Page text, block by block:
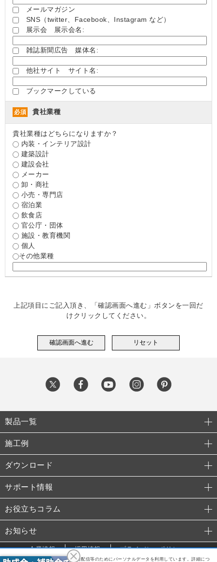
メールマガジン
SNS（twitter、Facebook、Instagram など）
展示会 展示会名:
雑誌新聞広告 媒体名:
他社サイト サイト名:
ブックマークしている
必須 貴社業種
貴社業種はどちらになりますか？
内装・インテリア設計
建築設計
建設会社
メーカー
卸・商社
小売・専門店
宿泊業
飲食店
官公庁・団体
施設・教育機関
個人
その他業種
上記項目にご記入頂き、「確認画面へ進む」ボタンを一回だ
けクリックしてください。
利便性向上や利用状況の分析、広告配信等のためにパーソナルデータを利用しています。詳細につ
製品一覧
施工例
ダウンロード
サポート情報
お役立ちコラム
お知らせ
企業情報 採用情報 プライバシーポリシー